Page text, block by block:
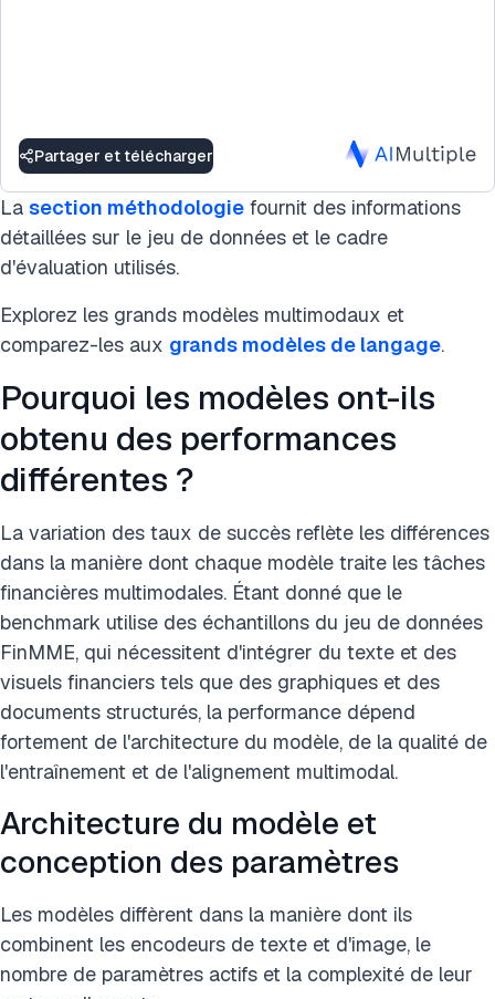
Partager et télécharger
La section méthodologie fournit des informations
détaillées sur le jeu de données et le cadre
d'évaluation utilisés.
Explorez les grands modèles multimodaux et
comparez-les aux grands modèles de langage.
Pourquoi les modèles ont-ils
obtenu des performances
différentes ?
La variation des taux de succès reflète les différences
dans la manière dont chaque modèle traite les tâches
financières multimodales. Étant donné que le
benchmark utilise des échantillons du jeu de données
FinMME, qui nécessitent d'intégrer du texte et des
visuels financiers tels que des graphiques et des
documents structurés, la performance dépend
fortement de l'architecture du modèle, de la qualité de
l'entraînement et de l'alignement multimodal.
Architecture du modèle et
conception des paramètres
Les modèles diffèrent dans la manière dont ils
combinent les encodeurs de texte et d'image, le
nombre de paramètres actifs et la complexité de leur